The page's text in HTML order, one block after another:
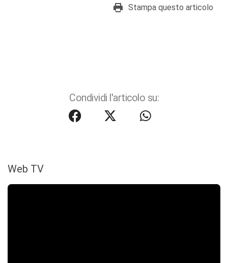
Stampa questo articolo
Condividi l'articolo su:
Web TV